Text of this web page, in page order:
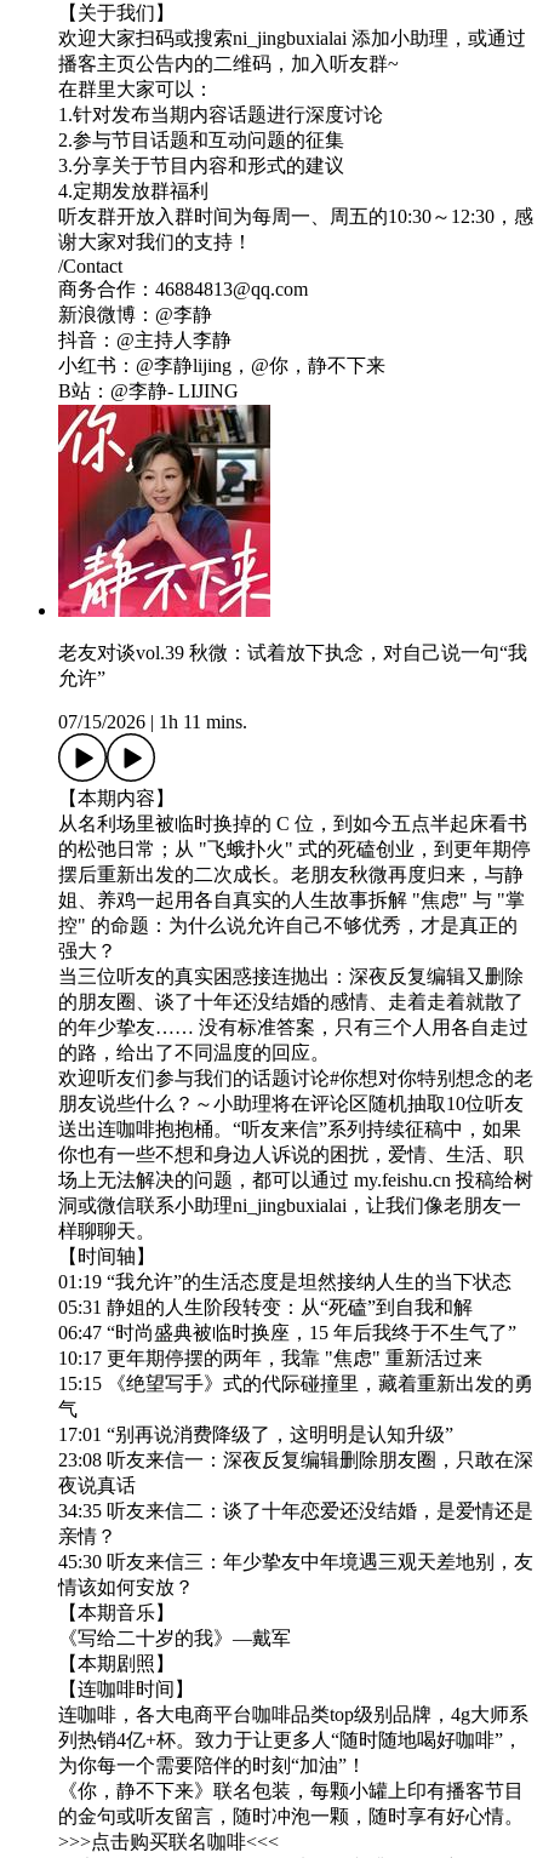
【关于我们】
欢迎大家扫码或搜索ni_jingbuxialai 添加小助理，或通过
播客主页公告内的二维码，加入听友群~
在群里大家可以：
1.针对发布当期内容话题进行深度讨论
2.参与节目话题和互动问题的征集
3.分享关于节目内容和形式的建议
4.定期发放群福利
听友群开放入群时间为每周一、周五的10:30～12:30，感
谢大家对我们的支持！
/Contact
商务合作：46884813@qq.com
新浪微博：@李静
抖音：@主持人李静
小红书：@李静lijing，@你，静不下来
B站：@李静- LIJING
老友对谈vol.39 秋微：试着放下执念，对自己说一句“我
允许”
07/15/2026 1h 11 mins.
【本期内容】
从名利场里被临时换掉的 C 位，到如今五点半起床看书
的松弛日常；从 "飞蛾扑火" 式的死磕创业，到更年期停
摆后重新出发的二次成长。老朋友秋微再度归来，与静
姐、养鸡一起用各自真实的人生故事拆解 "焦虑" 与 "掌
控" 的命题：为什么说允许自己不够优秀，才是真正的
强大？
当三位听友的真实困惑接连抛出：深夜反复编辑又删除
的朋友圈、谈了十年还没结婚的感情、走着走着就散了
的年少挚友…… 没有标准答案，只有三个人用各自走过
的路，给出了不同温度的回应。
欢迎听友们参与我们的话题讨论#你想对你特别想念的老
朋友说些什么？～小助理将在评论区随机抽取10位听友
送出连咖啡抱抱桶。“听友来信”系列持续征稿中，如果
你也有一些不想和身边人诉说的困扰，爱情、生活、职
场上无法解决的问题，都可以通过 my.feishu.cn 投稿给树
洞或微信联系小助理ni_jingbuxialai，让我们像老朋友一
样聊聊天。
【时间轴】
01:19 “我允许”的生活态度是坦然接纳人生的当下状态
05:31 静姐的人生阶段转变：从“死磕”到自我和解
06:47 “时尚盛典被临时换座，15 年后我终于不生气了”
10:17 更年期停摆的两年，我靠 "焦虑" 重新活过来
15:15 《绝望写手》式的代际碰撞里，藏着重新出发的勇
气
17:01 “别再说消费降级了，这明明是认知升级”
23:08 听友来信一：深夜反复编辑删除朋友圈，只敢在深
夜说真话
34:35 听友来信二：谈了十年恋爱还没结婚，是爱情还是
亲情？
45:30 听友来信三：年少挚友中年境遇三观天差地别，友
情该如何安放？
【本期音乐】
《写给二十岁的我》—戴军
【本期剧照】
【连咖啡时间】
连咖啡，各大电商平台咖啡品类top级别品牌，4g大师系
列热销4亿+杯。致力于让更多人“随时随地喝好咖啡”，
为你每一个需要陪伴的时刻“加油”！
《你，静不下来》联名包装，每颗小罐上印有播客节目
的金句或听友留言，随时冲泡一颗，随时享有好心情。
>>>点击购买联名咖啡<<<